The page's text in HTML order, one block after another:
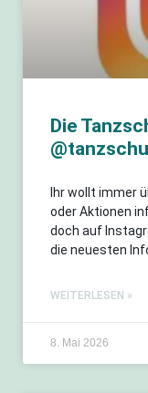
Die
Ihr wollt immer
oder Aktionen
doch auf
die neuesten
WEITERLESEN »
8. Mai 2026